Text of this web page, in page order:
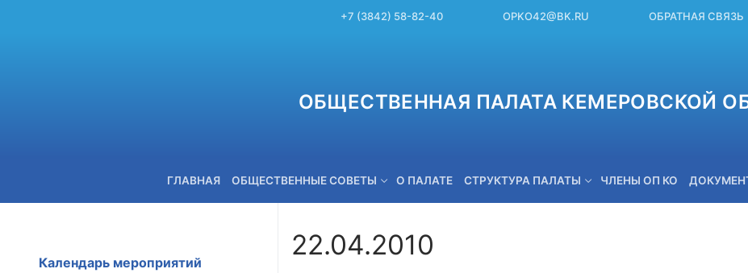
+7 (3842) 58-82-40 OPKO42@BK.RU ОБРАТНАЯ СВЯЗЬ
ОБЩЕСТВЕННАЯ ПАЛАТА КЕМЕРОВСКОЙ
ГЛАВНАЯ ОБЩЕСТВЕННЫЕ СОВЕТЫ О ПАЛАТЕ СТРУКТУРА ПАЛАТЫ ЧЛЕНЫ ОП КО
22.04.2010
Календарь мероприятий